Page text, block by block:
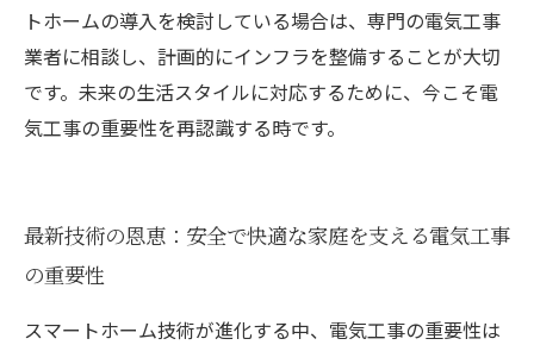
トホームの導入を検討している場合は、専門の電気工事
業者に相談し、計画的にインフラを整備することが大切
です。未来の生活スタイルに対応するために、今こそ電
気工事の重要性を再認識する時です。
最新技術の恩恵：安全で快適な家庭を支える電気工事
の重要性
スマートホーム技術が進化する中、電気工事の重要性は